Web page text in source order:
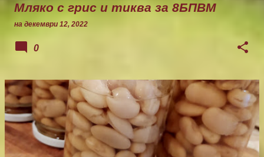
Мляко с грис и тиква за 8БПВМ
на декември 12, 2022
0